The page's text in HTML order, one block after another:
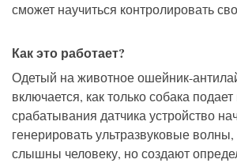
сможет научиться контролировать
Как это работает?
Одетый на животное ошейник-
включается, как только собака
срабатывания датчика устройство
генерировать ультразвуковые
слышны человеку, но создают